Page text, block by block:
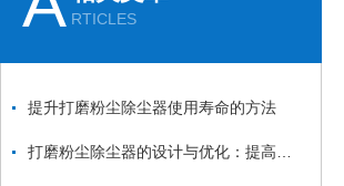
RTICLES
提升打磨粉尘除尘器使用寿命的方法